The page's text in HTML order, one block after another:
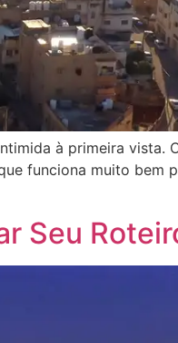
à primeira vista.
funciona muito bem
Seu